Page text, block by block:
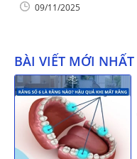
09/11/2025
BÀI VIẾT MỚI NHẤT